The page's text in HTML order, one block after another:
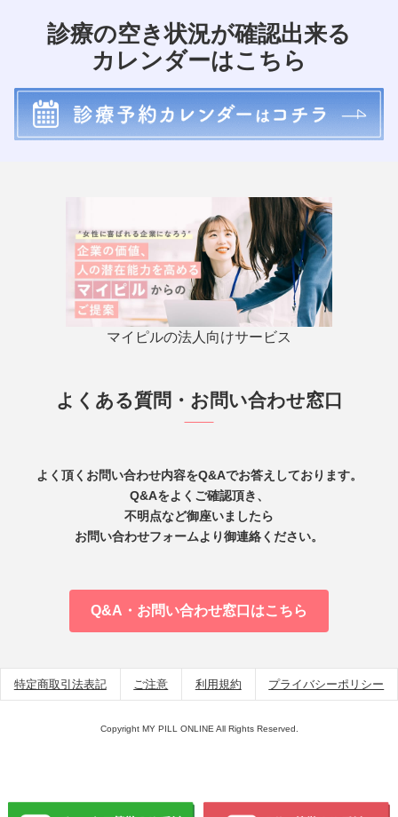
診療の空き状況が確認出来る
カレンダーはこちら
マイピルの法人向けサービス
よくある質問・お問い合わせ窓口
よく頂くお問い合わせ内容をQ&Aでお答えしております。
Q&Aをよくご確認頂き、
不明点など御座いましたら
お問い合わせフォームより御連絡ください。
Q&A・お問い合わせ窓口はこちら
特定商取引法表記 ご注意 利用規約 プライバシーポリシー
Copyright MY PILL ONLINE All Rights Reserved.